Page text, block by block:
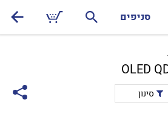
סניפים
סינון